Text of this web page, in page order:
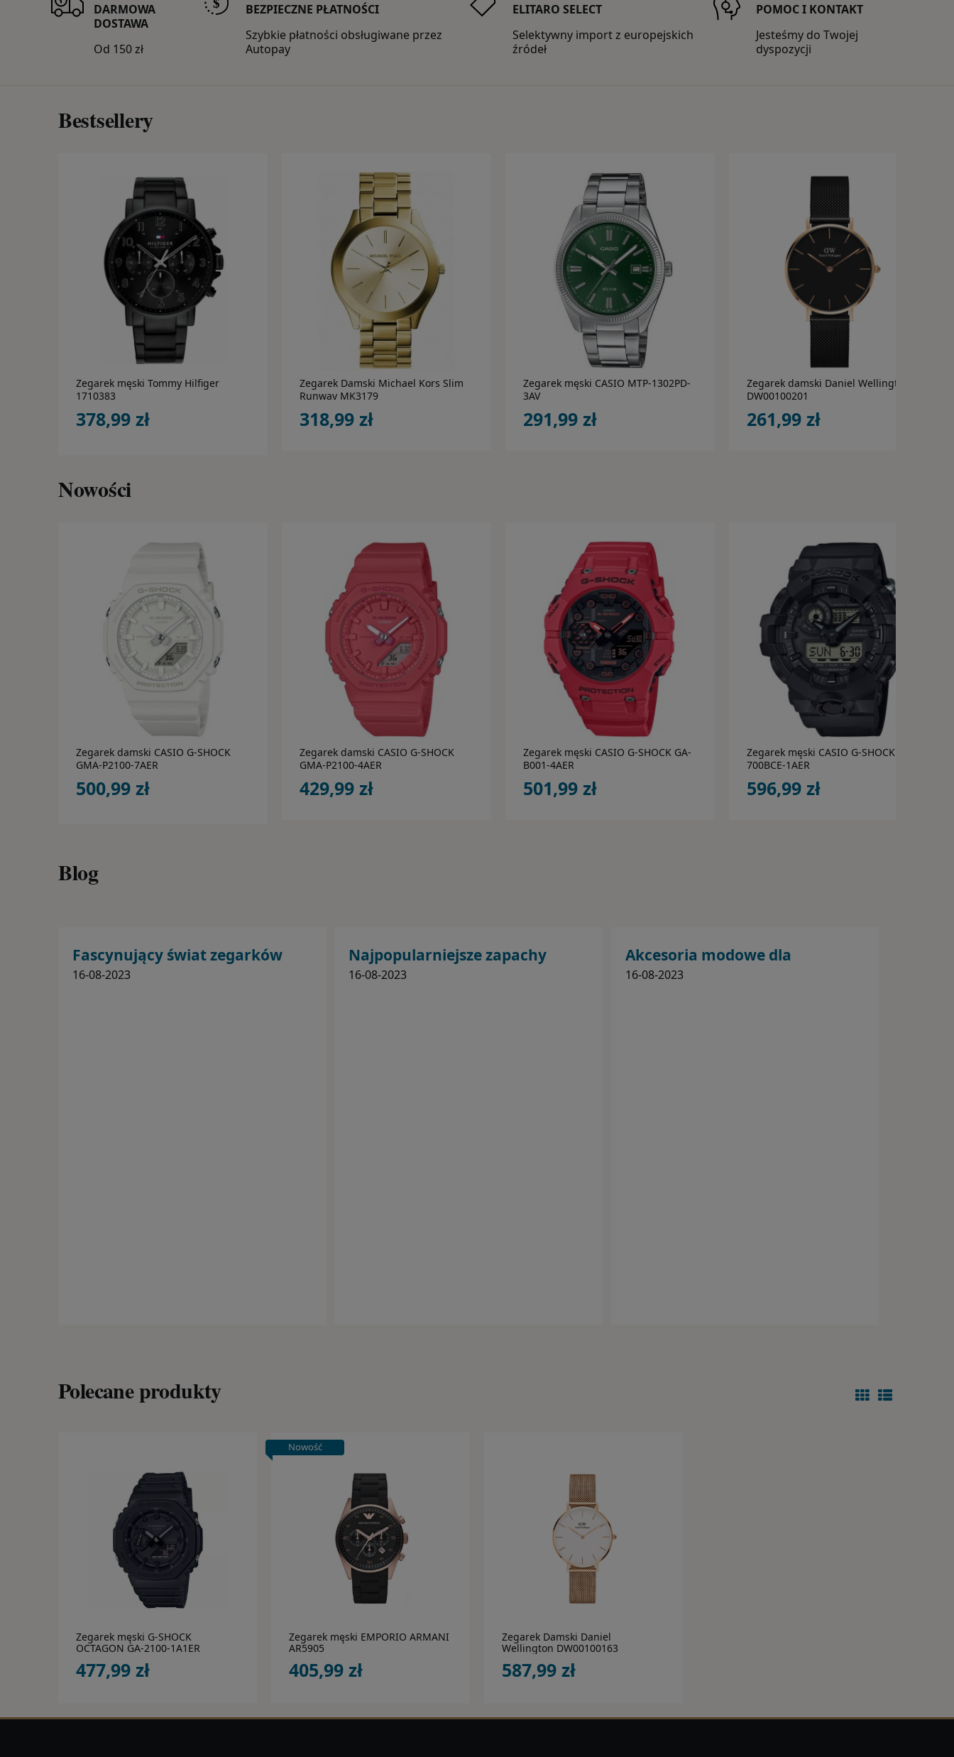
DARMOWA
DOSTAWA
Od 150 zł
BEZPIECZNE PŁATNOŚCI
Szybkie płatności obsługiwane przez
Autopay
ELITARO SELECT
Selektywny import z europejskich
źródeł
POMOC I KONTAKT
Jesteśmy do Twojej
dyspozycji
Bestsellery
Zegarek męski Tommy Hilfiger
1710383
378,99 zł
do koszyka
Zegarek Damski Michael Kors Slim
Runway MK3179
318,99 zł
do koszyka
Zegarek męski CASIO MTP-1302PD-
3AV
291,99 zł
do koszyka
Zegarek damski Daniel Wellington
DW00100201
261,99 zł
do koszyka
Zegarek męski EMPORIO ARMANI
do koszyka
Nowości
Zegarek damski CASIO G-SHOCK
GMA-P2100-7AER
500,99 zł
do koszyka
Zegarek damski CASIO G-SHOCK
GMA-P2100-4AER
429,99 zł
do koszyka
Zegarek męski CASIO G-SHOCK GA-
B001-4AER
501,99 zł
do koszyka
Zegarek męski CASIO G-SHOCK GA-
700BCE-1AER
596,99 zł
do koszyka
do koszyka
Blog
Fascynujący świat zegarków
automatycznych
16-08-2023
Najpopularniejsze zapachy
perfum dla kobiet
16-08-2023
Akcesoria modowe dla
mężczyzn - paski i portfele
16-08-2023
Polecane produkty
Zegarek męski G-SHOCK
OCTAGON GA-2100-1A1ER
477,99 zł
do koszyka
Zegarek męski EMPORIO ARMANI
AR5905
405,99 zł
do koszyka
Nowość
Zegarek Damski Daniel
Wellington DW00100163
587,99 zł
do koszyka